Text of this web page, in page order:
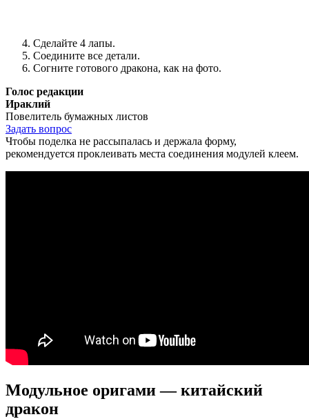
Сделайте 4 лапы.
Соедините все детали.
Согните готового дракона, как на фото.
Голос редакции
Ираклий
Повелитель бумажных листов
Задать вопрос
Чтобы поделка не рассыпалась и держала форму,
рекомендуется проклеивать места соединения модулей клеем.
Модульное оригами — китайский
дракон